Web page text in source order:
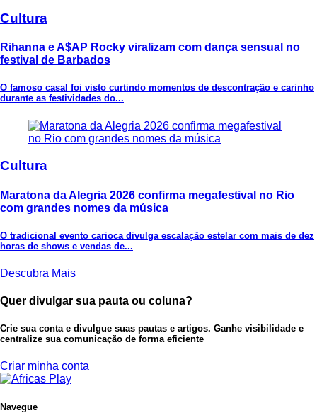
Cultura
Rihanna e A$AP Rocky viralizam com dança sensual no
festival de Barbados
O famoso casal foi visto curtindo momentos de descontração e carinho
durante as festividades do...
Cultura
Maratona da Alegria 2026 confirma megafestival no Rio
com grandes nomes da música
O tradicional evento carioca divulga escalação estelar com mais de dez
horas de shows e vendas de...
Descubra Mais
Quer divulgar sua pauta ou coluna?
Crie sua conta e divulgue suas pautas e artigos. Ganhe visibilidade e
centralize sua comunicação de forma eficiente
Criar minha conta
Navegue